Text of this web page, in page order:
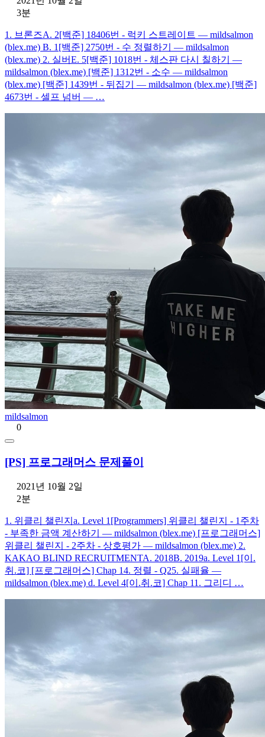
3분
1. 브론즈A. 2[백준] 18406번 - 럭키 스트레이트 — mildsalmon
(blex.me) B. 1[백준] 2750번 - 수 정렬하기 — mildsalmon
(blex.me) 2. 실버E. 5[백준] 1018번 - 체스판 다시 칠하기 —
mildsalmon (blex.me) [백준] 1312번 - 소수 — mildsalmon
(blex.me) [백준] 1439번 - 뒤집기 — mildsalmon (blex.me) [백준]
4673번 - 셀프 넘버 — …
mildsalmon
0
[PS] 프로그래머스 문제풀이
2021년 10월 2일
2분
1. 위클리 챌린지a. Level 1[Programmers] 위클리 챌린지 - 1주차
- 부족한 금액 계산하기 — mildsalmon (blex.me) [프로그래머스]
위클리 챌린지 - 2주차 - 상호평가 — mildsalmon (blex.me) 2.
KAKAO BLIND RECRUITMENTA. 2018B. 2019a. Level 1[이.
취.코] [프로그래머스] Chap 14. 정렬 - Q25. 실패율 —
mildsalmon (blex.me) d. Level 4[이.취.코] Chap 11. 그리디 …